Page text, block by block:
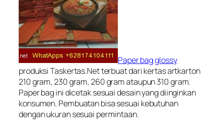
Paper bag glossy
produksi Taskertas.Net terbuat dari kertas artkarton
210 gram, 230 gram, 260 gram ataupun 310 gram.
Paper bag ini dicetak sesuai desain yang diinginkan
konsumen. Pembuatan bisa sesuai kebutuhan
dengan ukuran sesuai permintaan.